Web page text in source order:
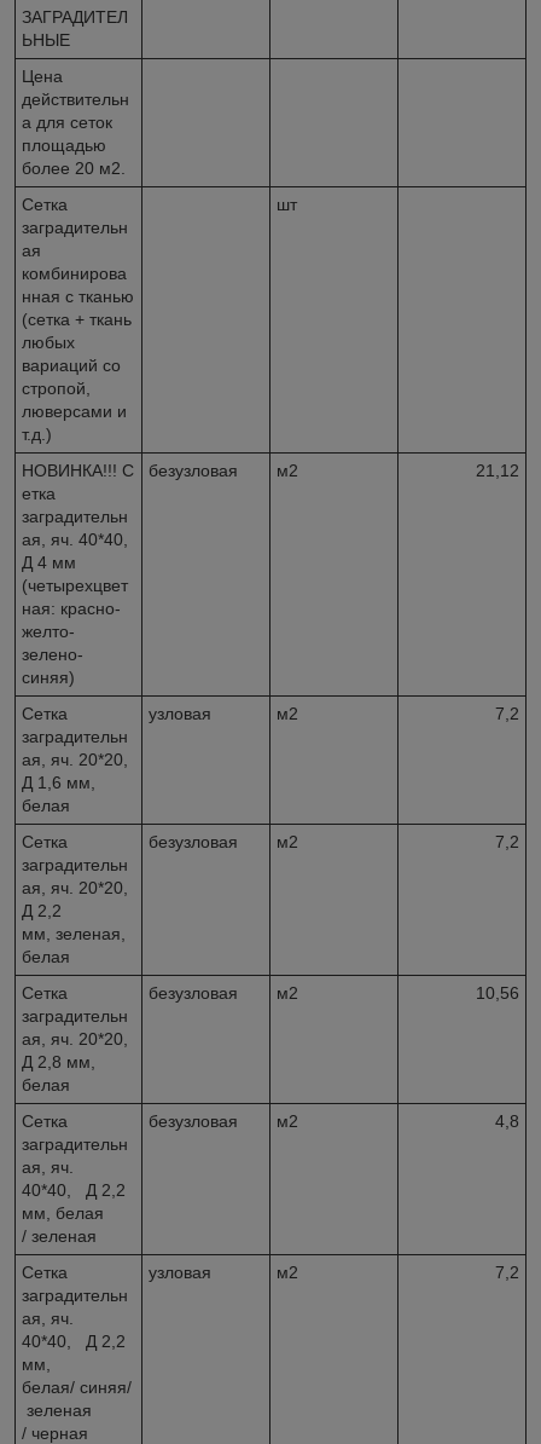
ЗАГРАДИТЕЛ
ЬНЫЕ
Цена
действительн
а для сеток
площадью
более 20 м2.
Сетка
заградительн
ая
комбинирова
нная с тканью
(сетка + ткань
любых
вариаций со
стропой,
люверсами и
т.д.)
шт
НОВИНКА!!! С
етка
заградительн
ая, яч. 40*40,
Д 4 мм
(четырехцвет
ная: красно-
желто-
зелено-
синяя)
безузловая м2 21,12
Сетка
заградительн
ая, яч. 20*20,
Д 1,6 мм,
белая
узловая м2 7,2
Сетка
заградительн
ая, яч. 20*20,
Д 2,2
мм, зеленая,
белая
безузловая м2 7,2
Сетка
заградительн
ая, яч. 20*20,
Д 2,8 мм,
белая
безузловая м2 10,56
Сетка
заградительн
ая, яч.
40*40, Д 2,2
мм, белая
/ зеленая
безузловая м2 4,8
Сетка
заградительн
ая, яч.
40*40, Д 2,2
мм,
белая/ синяя/
зеленая
/ черная
узловая м2 7,2